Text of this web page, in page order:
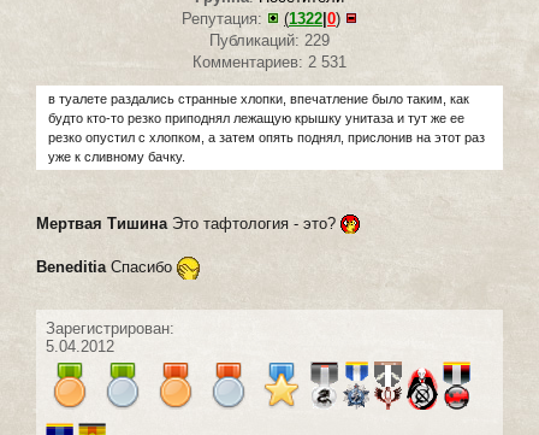
Репутация:
(1322|0)
Публикаций: 229
Комментариев: 2 531
в туалете раздались странные хлопки, впечатление было таким, как
будто кто-то резко приподнял лежащую крышку унитаза и тут же ее
резко опустил с хлопком, а затем опять поднял, прислонив на этот раз
уже к сливному бачку.
Мертвая Тишина Это тафтология - это?
Beneditia Спасибо
Зарегистрирован:
5.04.2012